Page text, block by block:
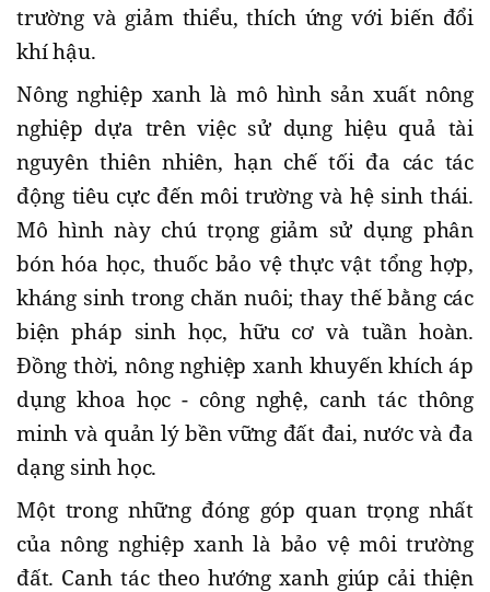
trường và giảm thiểu, thích ứng với biến đổi
khí hậu.
Nông nghiệp xanh là mô hình sản xuất nông
nghiệp dựa trên việc sử dụng hiệu quả tài
nguyên thiên nhiên, hạn chế tối đa các tác
động tiêu cực đến môi trường và hệ sinh thái.
Mô hình này chú trọng giảm sử dụng phân
bón hóa học, thuốc bảo vệ thực vật tổng hợp,
kháng sinh trong chăn nuôi; thay thế bằng các
biện pháp sinh học, hữu cơ và tuần hoàn.
Đồng thời, nông nghiệp xanh khuyến khích áp
dụng khoa học - công nghệ, canh tác thông
minh và quản lý bền vững đất đai, nước và đa
dạng sinh học.
Một trong những đóng góp quan trọng nhất
của nông nghiệp xanh là bảo vệ môi trường
đất. Canh tác theo hướng xanh giúp cải thiện